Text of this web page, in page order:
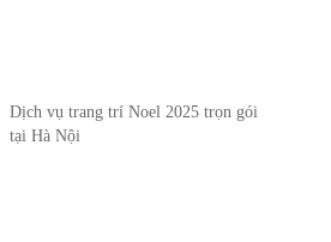
Dịch vụ trang trí Noel 2025 trọn gói
tại Hà Nội